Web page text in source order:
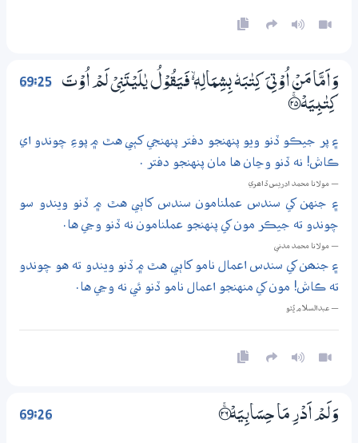
69:25
وَاَمَّا مَنْ اُوْتِيَ كِتٰبَهٗ بِشِمَالِهٖ ڏ فَيَقُوْلُ يٰلَيْتَنِيْ لَمْ اُوْتَ
كِتٰبِيَهْ ؀ۚ25
۽ پر جيڪو ڏنو ويو پنهنجو دفتر پنهنجي کٻي هٿ ۾ پوءِ چوندو اي
ڪاش! نه ڏنو وڃان ها مان پنهنجو دفتر .
— مولانا محمد ادريس ڏاھري
۽ جنهن کي سندس عملنامون سندس کاٻي هٿ ۾ ڏنو ويندو سو
چوندو ته جيڪر مون کي پنهنجو عملنامون نه ڏنو وڃي ها.
— مولانا محمد مدني
۽ جنھن کي سندس اعمال نامو کاٻي هٿ ۾ ڏنو ويندو ته هو چوندو
ته ڪاش! مون کي منهنجو اعمال نامو ڏنو ئي نه وڃي ها.
— عبدالسلام ڀُٽو
69:26 وَلَمْ اَدْرِ مَا حِسَابِيَهْ ؀ۚ26